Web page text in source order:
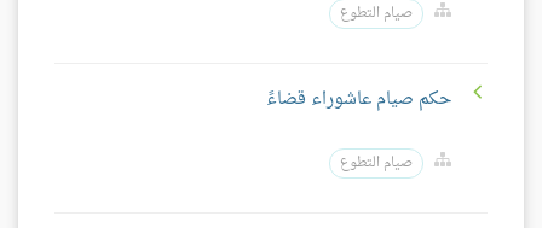
صيام التطوع
حكم صيام عاشوراء قضاءً
صيام التطوع